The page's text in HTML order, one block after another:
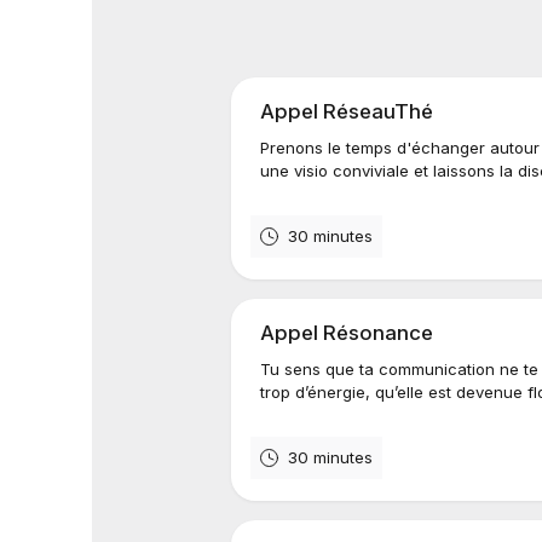
Appel RéseauThé
Prenons le temps d'échanger
une visio conviviale et laissons la
30 minutes
Appel Résonance
Tu sens que ta communication ne
trop d’énergie, qu’elle est devenue
30 minutes